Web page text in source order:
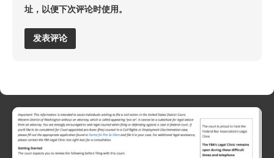
址，以便下次评论时使用。